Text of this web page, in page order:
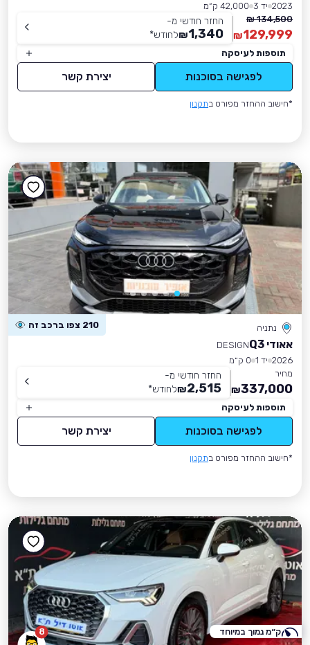
2023 יד 3
42,000 ק״מ
134,500 ₪
129,999
₪
החזר חודשי מ-
1,340
₪לחודש*
תוספות לעיסקה
לפגישה בסוכנות יצירת קשר
*חישוב ההחזר מפורט בתקנון
נתניה 210 צפו ברכב זה
אאודי Q3
DESIGN
2026 יד 1
0 ק״מ
מחיר
337,000
₪
החזר חודשי מ-
2,515
₪לחודש*
תוספות לעיסקה
לפגישה בסוכנות יצירת קשר
*חישוב ההחזר מפורט בתקנון
8 ק״מ נמוך במיוחד